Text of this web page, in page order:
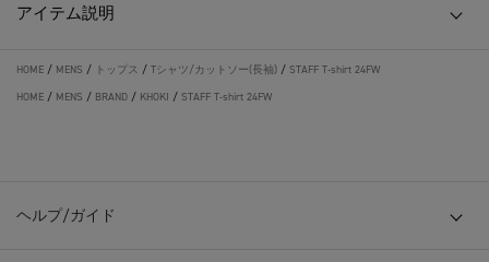
アイテム説明
HOME / MENS / トップス / Tシャツ/カットソー(長袖) / STAFF T-shirt 24FW
HOME / MENS / BRAND / KHOKI / STAFF T-shirt 24FW
ヘルプ/ガイド